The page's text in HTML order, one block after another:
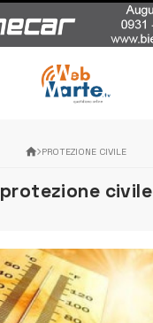
PROTEZIONE CIVILE
protezione civile